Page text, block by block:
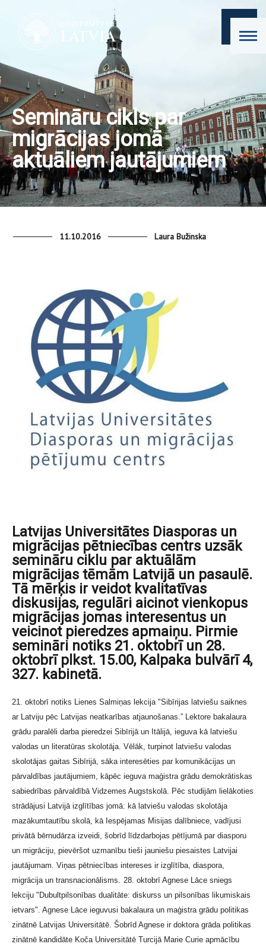
Semināru cikls par
migrācijas jomā
aktuāliem jautājumiem
11.10.2016 Laura Bužinska
Latvijas Universitātes Diasporas un
migrācijas pētniecības centrs uzsāk
semināru ciklu par aktuālām
migrācijas tēmām Latvijā un pasaulē.
Tā mērķis ir veidot kvalitatīvas
diskusijas, regulāri aicinot vienkopus
migrācijas jomas interesentus un
veicinot pieredzes apmaiņu. Pirmie
semināri notiks 21. oktobrī un 28.
oktobrī plkst. 15.00, Kalpaka bulvārī 4,
327. kabinetā.
21. oktobrī notiks Lienes Salmiņas lekcija "Sibīrijas latviešu saiknes
ar Latviju pēc Latvijas neatkarības atjaunošanas.” Lektore bakalaura
grādu paralēli darba pieredzei Sibīrijā un Itālijā, ieguva kā latviešu
valodas un literatūras skolotāja. Vēlāk, turpinot latviešu valodas
skolotājas gaitas Sibīrijā, sāka interesēties par komunikācijas un
pārvaldības jautājumiem, kāpēc ieguva maģistra grādu demokrātiskas
sabiedrības pārvaldībā Vidzemes Augstskolā. Pēc studijām lielākoties
strādājusi Latvijā izglītības jomā: kā latviešu valodas skolotāja
mazākumtautību skolā, kā Iespējamas Misijas dalībniece, vadījusi
privātā bērnudārza izveidi, šobrīd līdzdarbojas pētījumā par diasporu
un migrāciju, pievēršot uzmanību tieši jauniešu piesaistes Latvijai
jautājumam. Viņas pētniecības intereses ir izglītība, diaspora,
migrācija un transnacionālisms.
28. oktobrī Agnese Lāce sniegs
lekciju "Dubultpilsonības dualitāte: diskurss un pilsonības likumiskais
ietvars". Agnese Lāce ieguvusi bakalaura un maģistra grādu politikas
zinātnē Latvijas Universitātē. Šobrīd Agnese ir doktora grāda politikas
zinātnē kandidāte Koča Universitātē Turcijā Marie Curie apmācību